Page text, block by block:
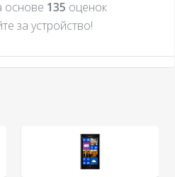
основе 135 оценок
за устройcтво!